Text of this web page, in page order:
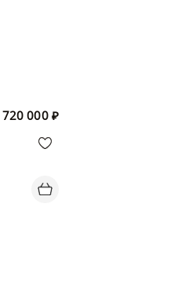
720 000 ₽